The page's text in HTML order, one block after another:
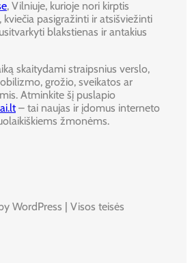
, Vilniuje, kurioje nori kirptis
kviečia pasigražinti ir atsišviežinti
blakstienas ir antakius
skaitydami straipsnius verslo,
grožio, sveikatos ar
Atminkite šį puslapio
– tai naujas ir įdomus interneto
žmonėms.
WordPress | Visos teisės